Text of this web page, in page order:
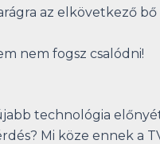
az elkövetkező bő
nem fogsz csalódni!
technológia
Mi köze ennek a